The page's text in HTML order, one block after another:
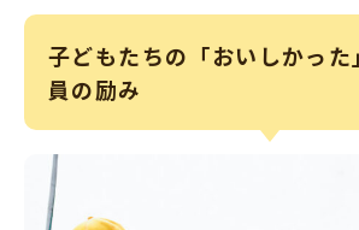
子どもたちの「おいしかった
員の励み